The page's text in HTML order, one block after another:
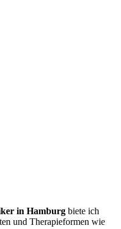
in Hamburg biete ich
und Therapieformen wie